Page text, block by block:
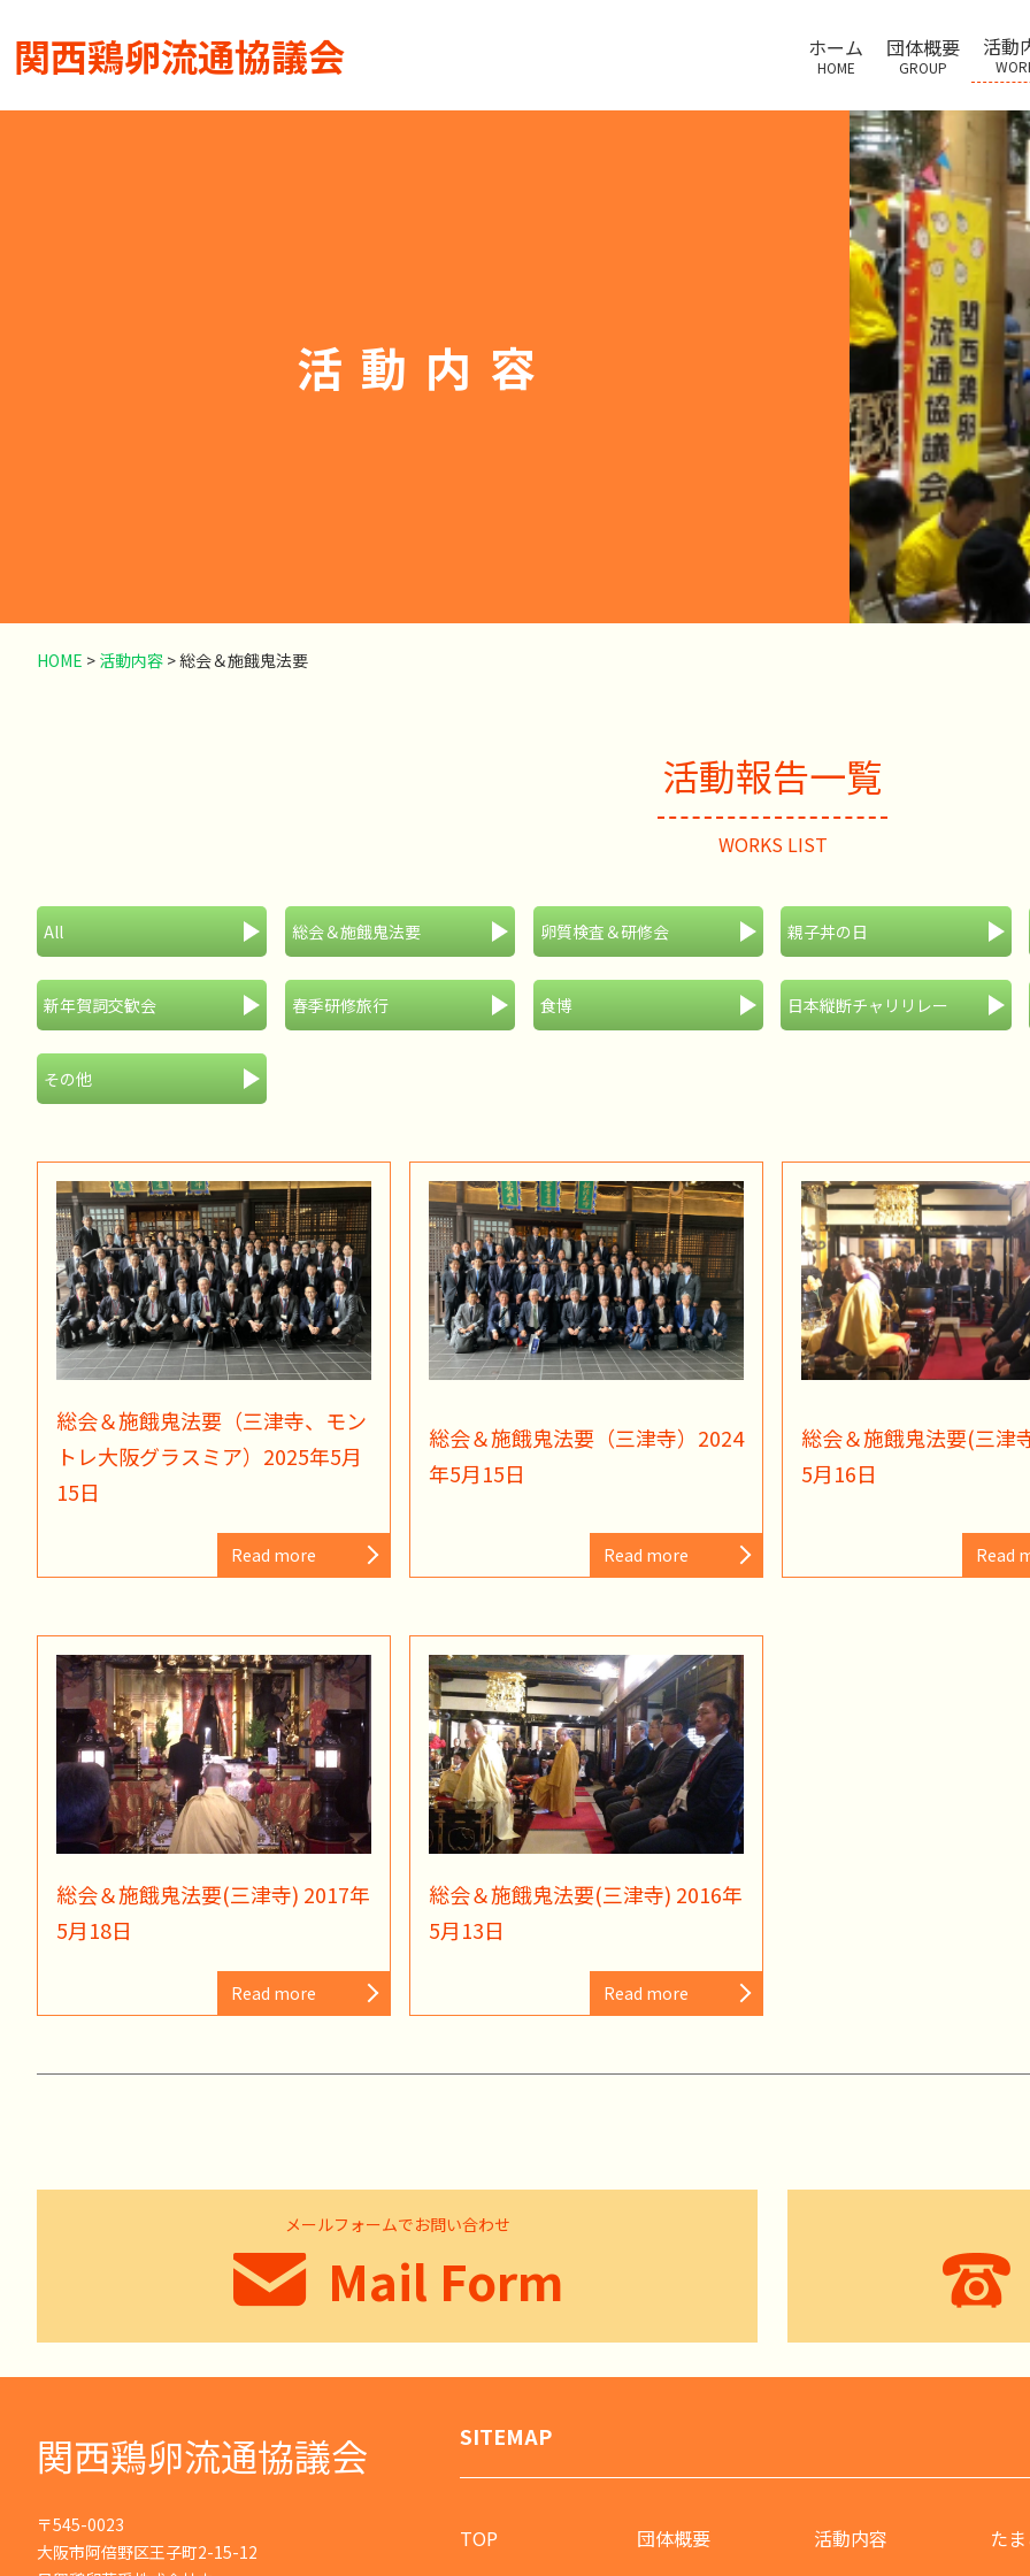
関西鶏卵流通協議会 ホーム
HOME
団体概要
GROUP
活動
活動内容
HOME > 活動内容 >総会＆施餓鬼法要
活動報告一覧
WORKS LIST
All 総会＆施餓鬼法要 卵質検査＆研修会 親子丼の日
新年賀詞交歓会 春季研修旅行 食博 日本縦断チャリリレー
その他
総会＆施餓鬼法要（三津寺、モン
トレ大阪グラスミア）2025年5月
15日
Read more
総会＆施餓鬼法要（三津寺）2024
年5月15日
Read more
総会＆施餓鬼法要(三津
5月16日
Read
総会＆施餓鬼法要(三津寺) 2017年
5月18日
Read more
総会＆施餓鬼法要(三津寺) 2016年
5月13日
Read more
メールフォームでお問い合わせ
Mail Form
SITEMAP
TOP 団体概要 活動内容 た
関西鶏卵流通協議会
〒545-0023
大阪市阿倍野区王子町2-15-12